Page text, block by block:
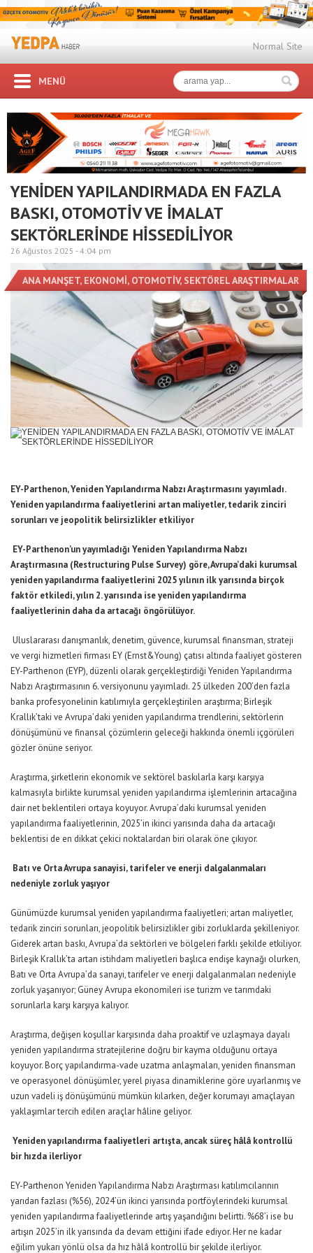
Normal Site
MENÜ
YENİDEN YAPILANDIRMADA EN FAZLA
BASKI, OTOMOTİV VE İMALAT
SEKTÖRLERİNDE HİSSEDİLİYOR
26 Ağustos 2025 -4:04 pm
ANA MANŞET, EKONOMİ, OTOMOTİV, SEKTÖREL ARAŞTIRMALAR
EY-Parthenon, Yeniden Yapılandırma Nabzı Araştırmasını yayımladı.
Yeniden yapılandırma faaliyetlerini artan maliyetler, tedarik zinciri
sorunları ve jeopolitik belirsizlikler etkiliyor
EY-Parthenon’un yayımladığı Yeniden Yapılandırma Nabzı
Araştırmasına (Restructuring Pulse Survey) göre, Avrupa’daki kurumsal
yeniden yapılandırma faaliyetlerini 2025 yılının ilk yarısında birçok
faktör etkiledi, yılın 2. yarısında ise yeniden yapılandırma
faaliyetlerinin daha da artacağı öngörülüyor.
Uluslararası danışmanlık, denetim, güvence, kurumsal finansman, strateji
ve vergi hizmetleri firması EY (Ernst&Young) çatısı altında faaliyet gösteren
EY-Parthenon (EYP), düzenli olarak gerçekleştirdiği Yeniden Yapılandırma
Nabzı Araştırmasının 6. versiyonunu yayımladı. 25 ülkeden 200’den fazla
banka profesyonelinin katılımıyla gerçekleştirilen araştırma; Birleşik
Krallık’taki ve Avrupa’daki yeniden yapılandırma trendlerini, sektörlerin
dönüşümünü ve finansal çözümlerin geleceği hakkında önemli içgörüleri
gözler önüne seriyor.
Araştırma, şirketlerin ekonomik ve sektörel baskılarla karşı karşıya
kalmasıyla birlikte kurumsal yeniden yapılandırma işlemlerinin artacağına
dair net beklentileri ortaya koyuyor. Avrupa’daki kurumsal yeniden
yapılandırma faaliyetlerinin, 2025’in ikinci yarısında daha da artacağı
beklentisi de en dikkat çekici noktalardan biri olarak öne çıkıyor.
Batı ve Orta Avrupa sanayisi, tarifeler ve enerji dalgalanmaları
nedeniyle zorluk yaşıyor
Günümüzde kurumsal yeniden yapılandırma faaliyetleri; artan maliyetler,
tedarik zinciri sorunları, jeopolitik belirsizlikler gibi zorluklarda şekilleniyor.
Giderek artan baskı, Avrupa’da sektörleri ve bölgeleri farklı şekilde etkiliyor.
Birleşik Krallık’ta artan istihdam maliyetleri başlıca endişe kaynağı olurken,
Batı ve Orta Avrupa’da sanayi, tarifeler ve enerji dalgalanmaları nedeniyle
zorluk yaşanıyor; Güney Avrupa ekonomileri ise turizm ve tarımdaki
sorunlarla karşı karşıya kalıyor.
Araştırma, değişen koşullar karşısında daha proaktif ve uzlaşmaya dayalı
yeniden yapılandırma stratejilerine doğru bir kayma olduğunu ortaya
koyuyor. Borç yapılandırma-vade uzatma anlaşmaları, yeniden finansman
ve operasyonel dönüşümler, yerel piyasa dinamiklerine göre uyarlanmış ve
uzun vadeli iş dönüşümünü mümkün kılarken, değer korumayı amaçlayan
yaklaşımlar tercih edilen araçlar hâline geliyor.
Yeniden yapılandırma faaliyetleri artışta, ancak süreç hâlâ kontrollü
bir hızda ilerliyor
EY-Parthenon Yeniden Yapılandırma Nabzı Araştırması katılımcılarının
yarıdan fazlası (%56), 2024’ün ikinci yarısında portföylerindeki kurumsal
yeniden yapılandırma faaliyetlerinde artış yaşandığını belirtti. %68’i ise bu
artışın 2025’in ilk yarısında da devam ettiğini ifade ediyor. Her ne kadar
eğilim yukarı yönlü olsa da hız hâlâ kontrollü bir şekilde ilerliyor.